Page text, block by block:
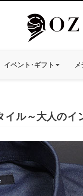
イベント･ギフト
ル～大人のイ